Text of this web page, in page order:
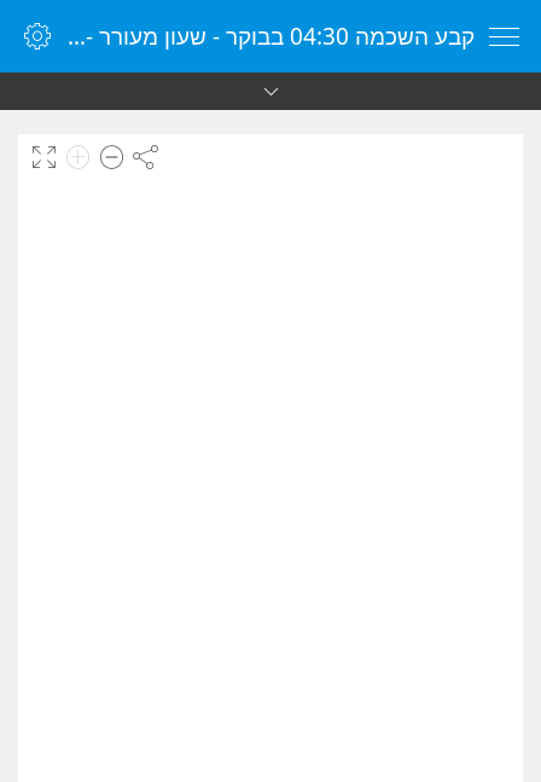
קבע השכמה 04:30 בבוקר - שעון מעורר - שעון מעורר מקוון - שעון מעורר במחשב